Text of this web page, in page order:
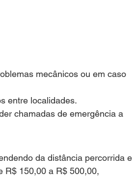
mecânicos ou em caso
entre localidades.
chamadas de emergência a
da distância percorrida e
R$ 150,00 a R$ 500,00,